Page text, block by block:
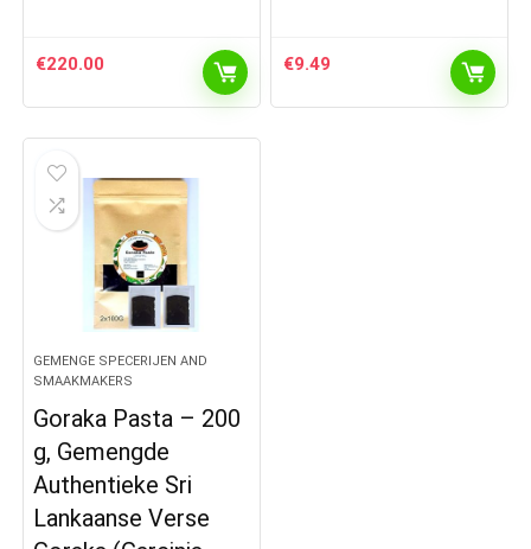
€220.00 €9.49
GEMENGE SPECERIJEN AND
SMAAKMAKERS
Goraka Pasta – 200
g, Gemengde
Authentieke Sri
Lankaanse Verse